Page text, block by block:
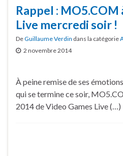
Rappel : MO5.COM
Live mercredi soir !
DeGuillaume Verdin dans la catégorie
2 novembre 2014
À peine remise de ses
qui se termine ce soir,
2014 de Video Games Live (…)